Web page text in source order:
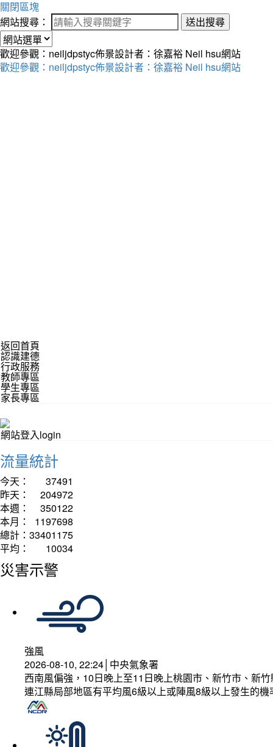
關閉區塊
網站搜尋：
送出搜尋
歡迎參觀：neiljdpstyc佈景設計者：徐嘉裕 Neil hsu網站
歡迎參觀：neiljdpstyc佈景設計者：徐嘉裕 Neil hsu網站
返回首頁
認識建德
行政服務
教師專區
學生專區
家長專區
網站登入login
流量統計
今天：
37491
昨天：
204972
本週：
350122
本月：
1197698
總計： 33401175
平均：
10034
災害示警
強風
2026-08-10, 22:24│中央氣象署
西南風偏強，10日晚上至11日晚上桃園市、新竹市、新
連江縣局部地區有平均風6級以上或陣風8級以上發生的